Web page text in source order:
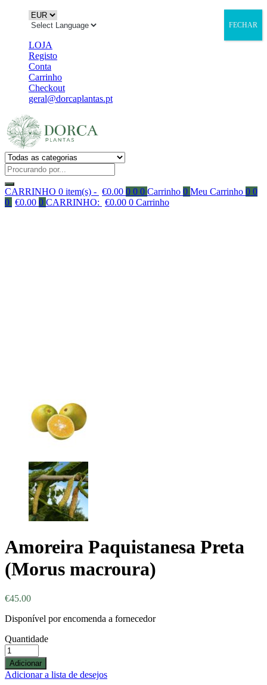
LOJA
Registo
Conta
Carrinho
Checkout
geral@dorcaplantas.pt
CARRINHO 0 item(s) - €0.00 0 0 0 Carrinho 0 Meu Carrinho 0 0
0 €0.00 0 CARRINHO: €0.00 0 Carrinho
Amoreira Paquistanesa Preta
(Morus macroura)
€45.00
Disponível por encomenda a fornecedor
Quantidade
Adicionar
Adicionar a lista de desejos
FECHAR